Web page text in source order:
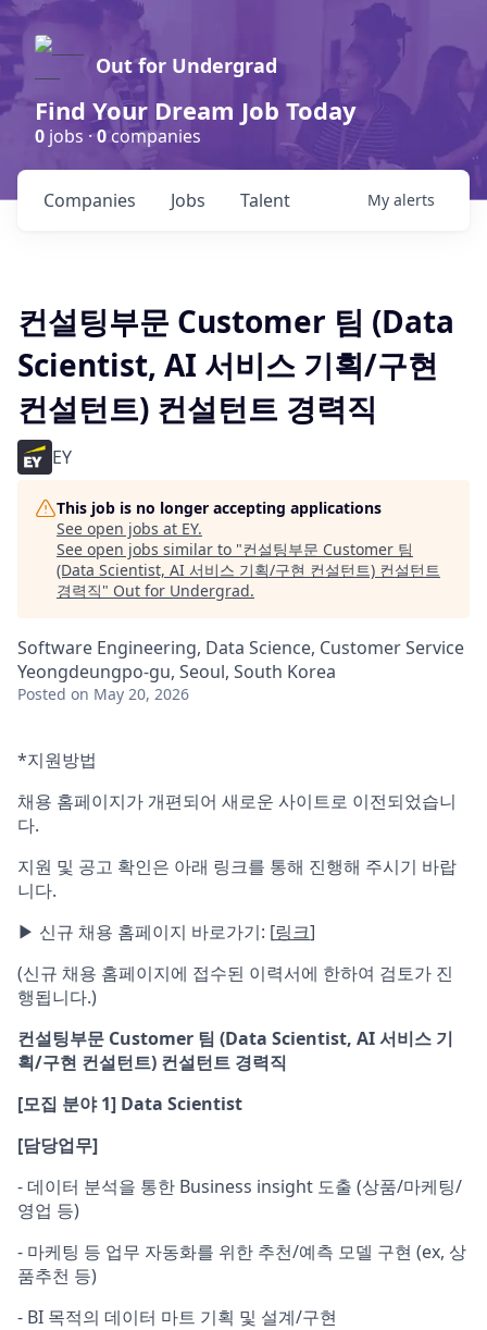
Out for Undergrad
Find Your Dream Job Today
0 jobs ·0companies
Jobs
Companies Talent My alerts
컨설팅부문 Customer 팀 (Data
Scientist, AI 서비스 기획/구현
컨설턴트) 컨설턴트 경력직
EY
This job is no longer accepting applications
See open jobs at EY.
See open jobs similar to "컨설팅부문 Customer 팀
(Data Scientist, AI 서비스 기획/구현 컨설턴트) 컨설턴트
경력직" Out for Undergrad.
Software Engineering, Data Science, Customer Service
Yeongdeungpo-gu, Seoul, South Korea
Posted on May 20, 2026
*지원방법
채용 홈페이지가 개편되어 새로운 사이트로 이전되었습니
다.
지원 및 공고 확인은 아래 링크를 통해 진행해 주시기 바랍
니다.
▶ 신규 채용 홈페이지 바로가기: [링크]
(신규 채용 홈페이지에 접수된 이력서에 한하여 검토가 진
행됩니다.)
컨설팅부문 Customer 팀 (Data Scientist, AI 서비스 기
획/구현 컨설턴트) 컨설턴트 경력직
[모집 분야 1] Data Scientist
[담당업무]
- 데이터 분석을 통한 Business insight 도출 (상품/마케팅/
영업 등)
- 마케팅 등 업무 자동화를 위한 추천/예측 모델 구현 (ex, 상
품추천 등)
- BI 목적의 데이터 마트 기획 및 설계/구현